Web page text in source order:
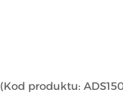
(Kod produktu: